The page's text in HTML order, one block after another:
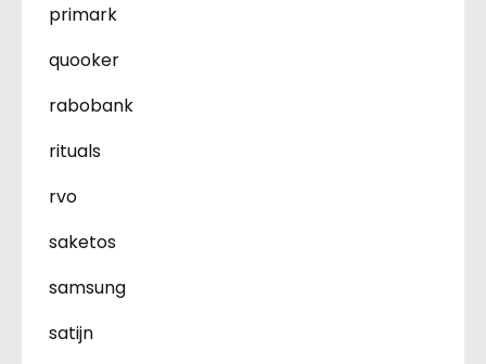
primark
quooker
rabobank
rituals
rvo
saketos
samsung
satijn